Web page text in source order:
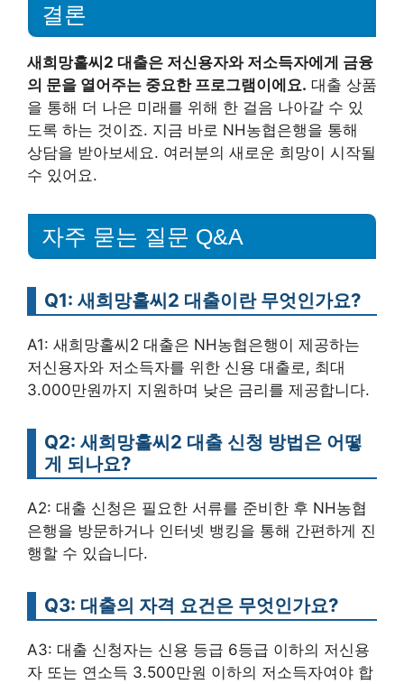
결론
새희망홀씨2 대출은 저신용자와 저소득자에게 금융
의 문을 열어주는 중요한 프로그램이에요. 대출 상품
을 통해 더 나은 미래를 위해 한 걸음 나아갈 수 있
도록 하는 것이죠. 지금 바로 NH농협은행을 통해
상담을 받아보세요. 여러분의 새로운 희망이 시작될
수 있어요.
자주 묻는 질문 Q&A
Q1: 새희망홀씨2 대출이란 무엇인가요?
A1: 새희망홀씨2 대출은 NH농협은행이 제공하는
저신용자와 저소득자를 위한 신용 대출로, 최대
3.000만원까지 지원하며 낮은 금리를 제공합니다.
Q2: 새희망홀씨2 대출 신청 방법은 어떻
게 되나요?
A2: 대출 신청은 필요한 서류를 준비한 후 NH농협
은행을 방문하거나 인터넷 뱅킹을 통해 간편하게 진
행할 수 있습니다.
Q3: 대출의 자격 요건은 무엇인가요?
A3: 대출 신청자는 신용 등급 6등급 이하의 저신용
자 또는 연소득 3.500만원 이하의 저소득자여야 합